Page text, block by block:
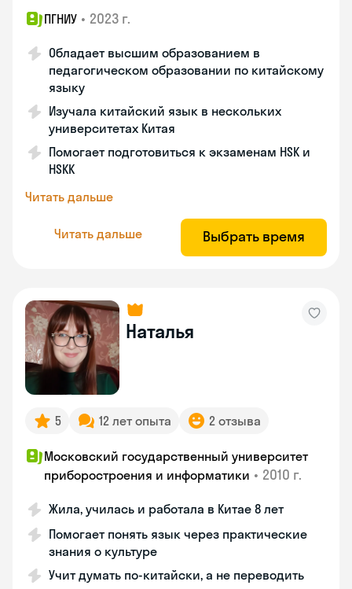
ПГНИУ • 2023 г.
Обладает высшим образованием в
педагогическом образовании по китайскому
языку
Изучала китайский язык в нескольких
университетах Китая
Помогает подготовиться к экзаменам HSK и
HSKK
Читать дальше
Читать дальше Выбрать время
Наталья
5 12 лет опыта 2 отзыва
Московский государственный университет
приборостроения и информатики • 2010 г.
Жила, училась и работала в Китае 8 лет
Помогает понять язык через практические
знания о культуре
Учит думать по-китайски, а не переводить